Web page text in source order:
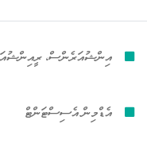
އިންޝުއަރެންސް،
އެޑްމިން އެސިސްޓަންޓް